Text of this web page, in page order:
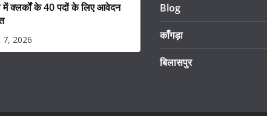
में क्लर्कों के 40 पदों के लिए आवेदन
7, 2026
Blog
काँगड़ा
बिलासपुर